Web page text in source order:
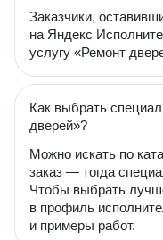
Заказчики,
на Яндекс
услугу «Ремонт
Как выбрать
дверей»?
Можно искать по
заказ — тогда
Чтобы выбрать
в профиль
и примеры работ.